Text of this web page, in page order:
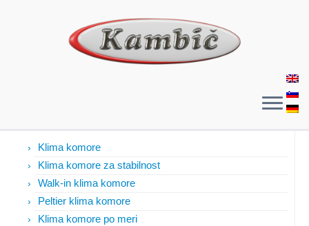
Klima komore
Klima komore za stabilnost
Walk-in klima komore
Peltier klima komore
Klima komore po meri